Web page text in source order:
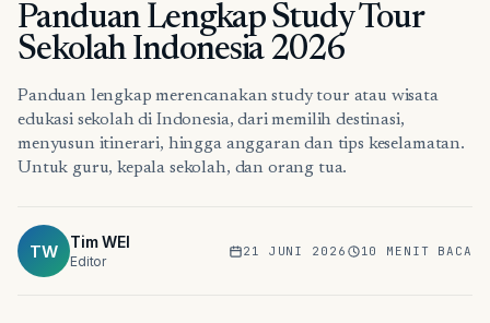
Panduan Lengkap Study Tour
Sekolah Indonesia 2026
Panduan lengkap merencanakan study tour atau wisata
edukasi sekolah di Indonesia, dari memilih destinasi,
menyusun itinerari, hingga anggaran dan tips keselamatan.
Untuk guru, kepala sekolah, dan orang tua.
TW Tim WEI
Editor
21 JUNI 2026 10 MENIT BACA
Budaya
INDONESIA